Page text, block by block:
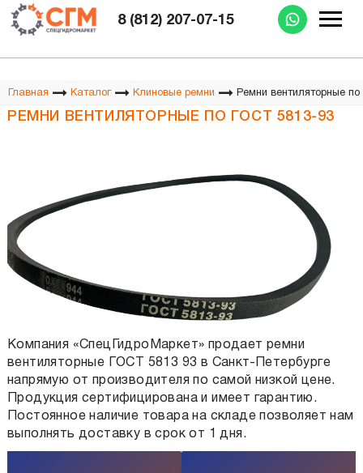
8 (812) 207-07-15
Изготовление РВД при Вас за 15 минут
Главная Каталог Клиновые ремни Ремни вентиляторные
РЕМНИ ВЕНТИЛЯТОРНЫЕ ПО ГОСТ 5813-93
Компания «СпецГидроМаркет» продает ремни
вентиляторные ГОСТ 5813 93 в Санкт-Петербурге
напрямую от производителя по самой низкой цене.
Продукция сертифицирована и имеет гарантию.
Постоянное наличие товара на складе позволяет нам
выполнять доставку в срок от 1 дня.